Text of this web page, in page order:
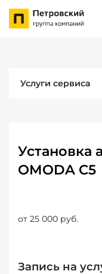
Услуги сервиса
Установка
OMODA C5
от 25 000 руб.
Запись на